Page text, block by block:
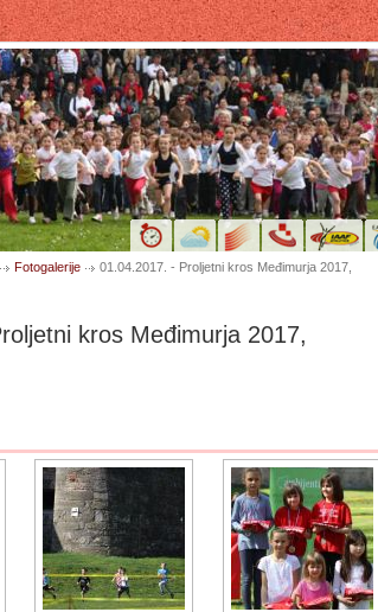
Fotogalerije
01.04.2017. - Proljetni kros Međimurja 2017,
kros Međimurja 2017,